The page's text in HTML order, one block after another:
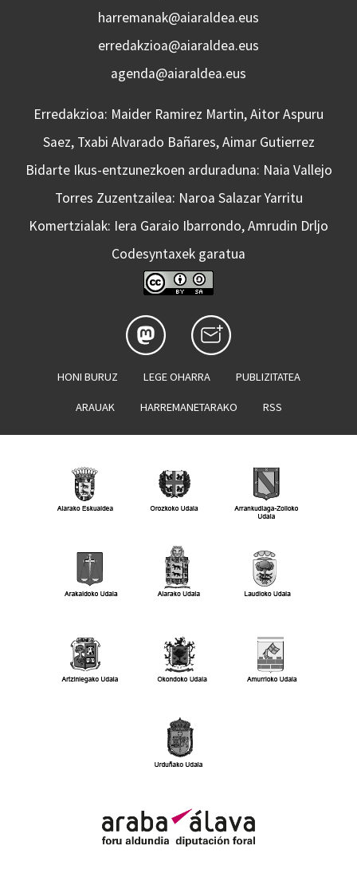
harremanak@aiaraldea.eus
erredakzioa@aiaraldea.eus
agenda@aiaraldea.eus
Erredakzioa: Maider Ramirez Martin, Aitor Aspuru
Saez, Txabi Alvarado Bañares, Aimar Gutierrez
Bidarte Ikus-entzunezkoen arduraduna: Naia Vallejo
Torres Zuzentzailea: Naroa Salazar Yarritu
Komertzialak: Iera Garaio Ibarrondo, Amrudin Drljo
Codesyntaxek garatua
HONI BURUZ LEGE OHARRA PUBLIZITATEA
ARAUAK HARREMANETARAKO RSS